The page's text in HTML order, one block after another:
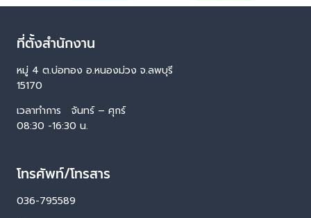
ที่ตั้งสำนักงาน
หมู่ 4 ต.บ่อทอง อ.หนองม่วง จ.ลพบุรี
15170
เวลาทำการ จันทร์ – ศุกร์
08:30 -16:30 น.
โทรศัพท์/โทรสาร
036-795589